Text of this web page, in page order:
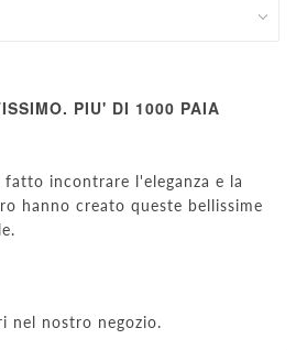
PIU' DI 1000 PAIA
incontrare l'eleganza e la
hanno creato queste bellissime
nel nostro negozio.